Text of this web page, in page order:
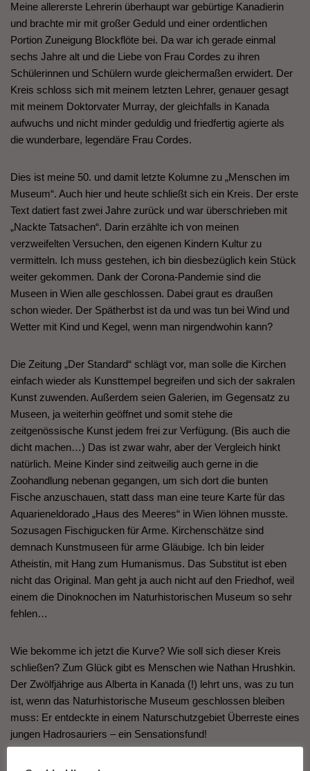
Meine allererste Lehrerin überhaupt war gebürtige Kanadierin
und brachte mir mit großer Geduld und einer ordentlichen
Portion Zuneigung Blockflöte bei. Da war ich gerade einmal
sechs Jahre alt und die Liebe von Frau Cordes zu ihren
Schülerinnen und Schülern wurde gleichermaßen erwidert. Der
Kreis schloss sich mit meinem letzten Lehrer, genauer gesagt
mit meinem Doktorvater Murray, der gleichfalls in Kanada
aufwuchs und nicht minder geduldig und friedfertig agierte als
die wunderbare, legendäre Frau Cordes.
Dies ist meine 50. und damit letzte Kolumne zu „Menschen im
Museum“. Auch hier und heute schließt sich ein Kreis. Der erste
Text datiert fast zwei Jahre zurück und war überschrieben mit
„Nackte Tatsachen“. Darin erzählte ich von meinen
verzweifelten Versuchen, den eigenen Kindern Kultur zu
vermitteln. Ich muss gestehen, ich bin diesbezüglich kein Stück
weiter gekommen. Dank der Corona-Pandemie sind die
Museen in Wien alle geschlossen. Dabei graut es draußen
schon wieder. Der Spätherbst ist da und was tun bei Wind und
Wetter mit Kind und Kegel, wenn man nirgendwohin kann?
Die Zeitung „Der Standard“ schlägt vor, man solle die Kirchen
einfach wieder als Kunsttempel begreifen und sich der sakralen
Kunst zuwenden. Außerdem seien Galerien, im Gegensatz zu
Museen, ja weiterhin geöffnet und somit stehe die
zeitgenössische Kunst jedem frei zur Verfügung. (Bis auch die
dicht machen…) Das ist zwar wahr, aber der Vergleich hinkt
natürlich. Meine Kinder sind zeitweilig auch gerne in die
Zoohandlung nebenan gegangen, um sich dort die bunten
Fische anzuschauen, statt dass man eine teure Karte für das
Aquarieneldorado „Haus des Meeres“ in Wien löhnen musste.
Sozusagen Fischigucken für Arme. Kirchenschätze sind
demnach Kunstmuseen für arme Gläubige. Ich bin leider
Atheistin, mit Hang zum Humanismus. Das Substitut ist eben
nicht das Original. Man geht ja auch nicht auf den Friedhof, weil
einem die Dinoknochen im Naturhistorischen Museum so sehr
fehlen…
Wie bekomme ich jetzt die Kurve? Wie soll sich dieser Kreis
schließen? Zum Glück gibt es Menschen wie Nathan Hrushkin.
Der Zwölfjährige aus Alberta in Kanada (!) lehrt uns, was zu tun
ist, wenn das Naturhistorische Museum geschlossen bleiben
muss: Er entdeckte in einem Naturschutzgebiet Überreste eines
jungen Hadrosauriers – ein Sensationsfund!